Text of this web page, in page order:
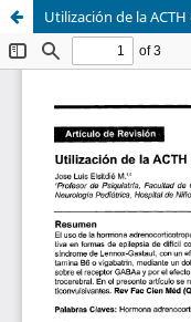
Utilización de la